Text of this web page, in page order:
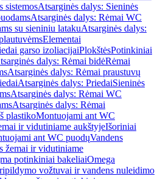
sistemosAtsarginės dalys: Sieninės
Atsarginės dalys: Rėmai WC
su sieniniu latakuAtsarginės dalys:
Elementai
garso izoliacijaiPlokštėsPotinkiniai
dalys: Rėmai bidėRėmai
Atsarginės dalys: Rėmai praustuvų
Atsarginės dalys: PriedaiSieninės
Atsarginės dalys: Rėmai WC
Atsarginės dalys: Rėmai
plastikoMontuojami ant WC
ir vidutiniame aukštyjeIšoriniai
ant WC puodųVandens
žemai ir vidutiniame
potinkiniai bakeliaiOmega
vožtuvai ir vandens nuleidimo